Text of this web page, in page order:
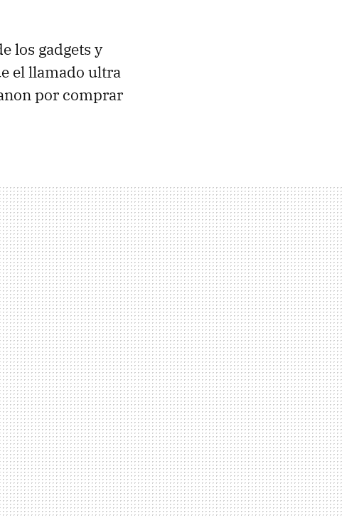
los gadgets y
el llamado ultra
por comprar